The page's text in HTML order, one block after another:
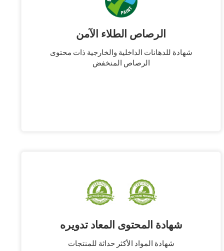
الرصاص الطلاء الآمن
شهادة للدهانات الداخلية والخارجية ذات محتوى
الرصاص المنخفض
شهادة المحتوى المعاد تدويره
شهادة المواد الأكثر حداثة للمنتجات